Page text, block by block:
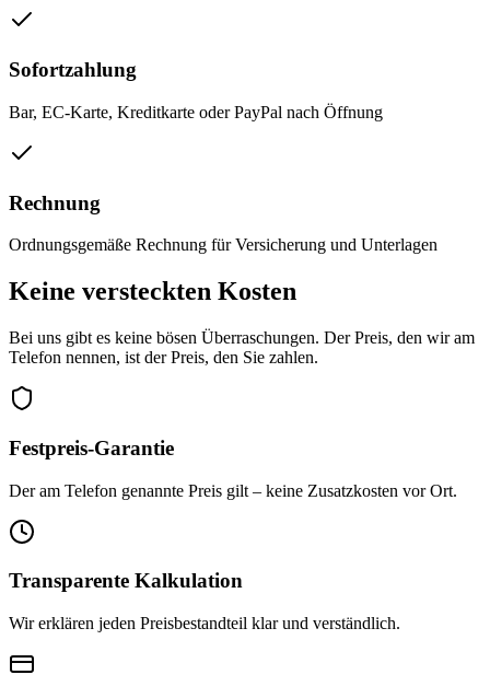
Sofortzahlung
Bar, EC-Karte, Kreditkarte oder PayPal nach Öffnung
Rechnung
Ordnungsgemäße Rechnung für Versicherung und Unterlagen
Keine versteckten Kosten
Bei uns gibt es keine bösen Überraschungen. Der Preis, den wir am
Telefon nennen, ist der Preis, den Sie zahlen.
Festpreis-Garantie
Der am Telefon genannte Preis gilt – keine Zusatzkosten vor Ort.
Transparente Kalkulation
Wir erklären jeden Preisbestandteil klar und verständlich.